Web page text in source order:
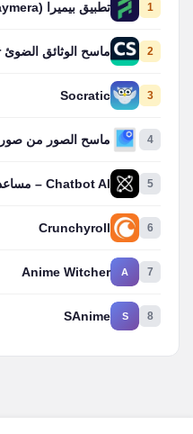
1 تطبيق بيميرا (Paymera)
2 ماسح الوثائق الضوئ Camscanner
3
Socratic
4 ماسح الصور من صور Google
5 Chatbot AI – مساعد البحث
6
Crunchyroll
7
A
Anime Witcher
8
S
SAnime